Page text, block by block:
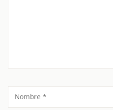
Nombre